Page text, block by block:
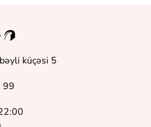
küçəsi 5
99